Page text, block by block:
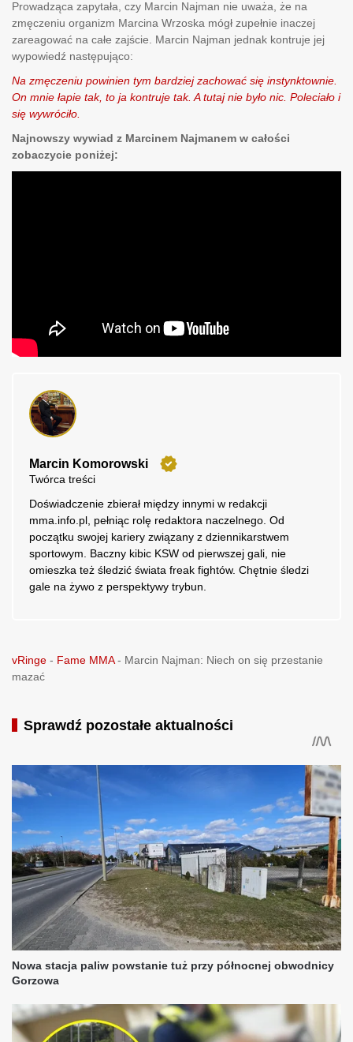
Prowadząca zapytała, czy Marcin Najman nie uważa, że na
zmęczeniu organizm Marcina Wrzoska mógł zupełnie inaczej
zareagować na całe zajście. Marcin Najman jednak kontruje jej
wypowiedź następująco:
Na zmęczeniu powinien tym bardziej zachować się instynktownie.
On mnie łapie tak, to ja kontruje tak. A tutaj nie było nic. Poleciało i
się wywróciło.
Najnowszy wywiad z Marcinem Najmanem w całości
zobaczycie poniżej:
Marcin Komorowski
Twórca treści
Doświadczenie zbierał między innymi w redakcji
mma.info.pl, pełniąc rolę redaktora naczelnego. Od
początku swojej kariery związany z dziennikarstwem
sportowym. Baczny kibic KSW od pierwszej gali, nie
omieszka też śledzić świata freak fightów. Chętnie śledzi
gale na żywo z perspektywy trybun.
vRinge - Fame MMA- Marcin Najman: Niech on się przestanie
mazać
Sprawdź pozostałe aktualności